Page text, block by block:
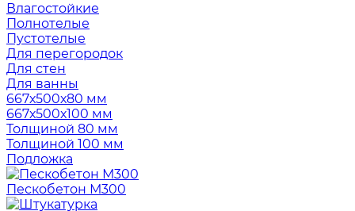
Влагостойкие
Полнотелые
Пустотелые
Для перегородок
Для стен
Для ванны
667х500х80 мм
667х500х100 мм
Толщиной 80 мм
Толщиной 100 мм
Подложка
Пескобетон М300